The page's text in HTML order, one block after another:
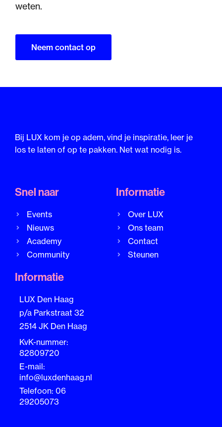
weten.
Neem contact op
Bij LUX kom je op adem, vind je inspiratie, leer je
los te laten of op te pakken. Net wat nodig is.
Snel naar
Events
Nieuws
Academy
Community
Informatie
Over LUX
Ons team
Contact
Steunen
Informatie
LUX Den Haag
p/a Parkstraat 32
2514 JK Den Haag
KvK-nummer:
82809720
E-mail:
info@luxdenhaag.nl
Telefoon: 06
29205073